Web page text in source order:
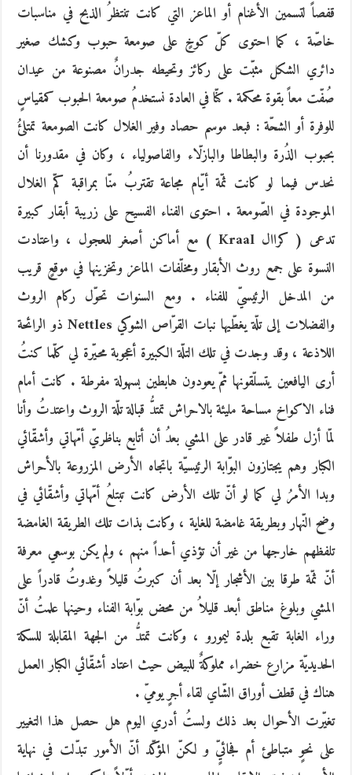
قفصاً لتسمين الأغنام أو الماعز التي كانت تنتظرُ الذبح في مناسبات
خاصّة ، كما احتوى كلّ كوخٍ على صومعة حبوب وكشك صغير
دائري الشكل مثبّت على ركائز وتحيطه جدرانٌ مصنوعة من عيدان
صُفّت معاً بقوة محكمة . كنّا في العادة نستخدمُ صومعة الحبوب كمقياسٍ
للوفرة أو الشحّة : فبعد موسم حصاد وفير الغلال كانت الصومعة تمتلئُ
بحبوب الذُرة والبطاطا والبازلّاء والفاصولياء ، وكان في مقدورنا أن
نحدس فيما لو كانت ثمّة أيّام مجاعة تقتربُ منّا بمراقبة كمّ الغلال
الموجودة في الصّومعة . احتوى الفناء الفسيح على زريبة أبقار كبيرة
تدعى ( كراال Kraal ) مع أماكن أصغر للعجول ، واعتادت
النسوة على جمع روث الأبقار ومخلّفات الماعز وتخزينها في موقعٍ قريب
من المدخل الرئيسيّ للفناء . ومع السنوات تحوّل ركام الروث
والفضلات إلى تلّة يغطّيها نبات القرّاص الشوكي Nettles ذو الرائحة
اللاذعة ، وقد وجدت في تلك التلّة الكبيرة أعجوبة محيّرة لي كلّما كنتُ
أرى اليافعين يتسلّقونها ثمّ يعودون هابطين بسهولة مفرطة . كانت أمام
فناء الاكواخ مساحة مليئة بالاحراش تمتدُّ قبالة تلّة الروث واعتدتُ وأنا
لمّا أزل طفلاً غير قادر على المشي بعدُ أن أتابع بناظريّ أمّهاتي وأشقّائي
الكبار وهم يجتازون البوّابة الرئيسيّة باتجاه الأرض المزروعة بالأحراش
وبدا الأمرُ لي كما لو أنّ تلك الأرض كانت تبتلعُ أمّهاتي وأشقّائي في
وضح النّهار وبطريقة غامضة للغاية ، وكانت بذات تلك الطريقة الغامضة
تلفظهم خارجها من غير أن تؤذي أحداً منهم ، ولم يكن بوسعي معرفة
أنّ ثمّة طرقا بين الأشجار إلّا بعد أن كبرتُ قليلاً وغدوتُ قادراً على
المشي وبلوغ مناطق أبعد قليلاُ من محض بوّابة الفناء وحينها علمتُ أنّ
وراء الغابة تقبع بلدة ليمورو ، وكانت تمتدُّ من الجهة المقابلة للسكة
الحديديّة مزارع خضراء مملوكةٌ للبيض حيث اعتاد أشقّائي الكبار العمل
هناك في قطف أوراق الشّاي لقاء أجرٍ يوميّ .
تغيّرت الأحوال بعد ذلك ولستُ أدري اليوم هل حصل هذا التغيير
على نحوٍ متباطئ أم فجائيٍّ و لكنّ المؤكّد أنّ الأمور تبدّلت في نهاية